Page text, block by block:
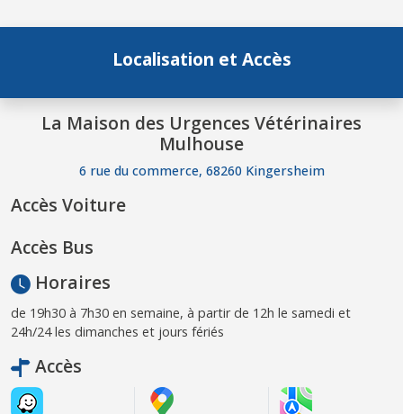
Localisation et Accès
La Maison des Urgences Vétérinaires
Mulhouse
6 rue du commerce, 68260 Kingersheim
Accès Voiture
Accès Bus
Horaires
de 19h30 à 7h30 en semaine, à partir de 12h le samedi et
24h/24 les dimanches et jours fériés
Accès